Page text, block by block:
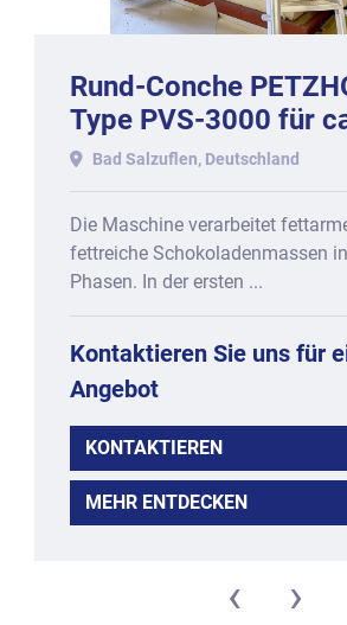
Rund-Conche
Type PVS-3000 für
kg.Bad Salzuflen, Deutschland
Die Maschine verarbeitet
fettreiche Schokoladenmassen
Phasen. In der ersten ...
Kontaktieren Sie uns für
Angebot
KONTAKTIEREN
MEHR ENTDECKEN
‹ ›